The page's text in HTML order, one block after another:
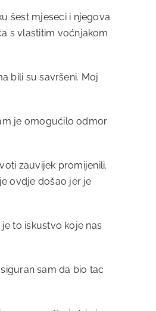
šest mjeseci i njegova
s vlastitim voćnjakom
bili su savršeni. Moj
je omogućilo odmor
zauvijek promijenili.
ovdje došao jer je
to iskustvo koje nas
sam da bio tac